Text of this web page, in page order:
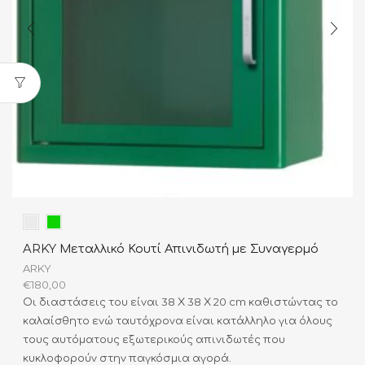
ARKY Μεταλλικό Κουτί Απινιδωτή με Συναγερμό
ARKY
€180,00
Οι διαστάσεις του είναι 38 Χ 38 Χ 20 cm καθιστώντας το
καλαίσθητο ενώ ταυτόχρονα είναι κατάλληλο για όλους
τους αυτόματους εξωτερικούς απινιδωτές που
κυκλοφορούν στην παγκόσμια αγορά.